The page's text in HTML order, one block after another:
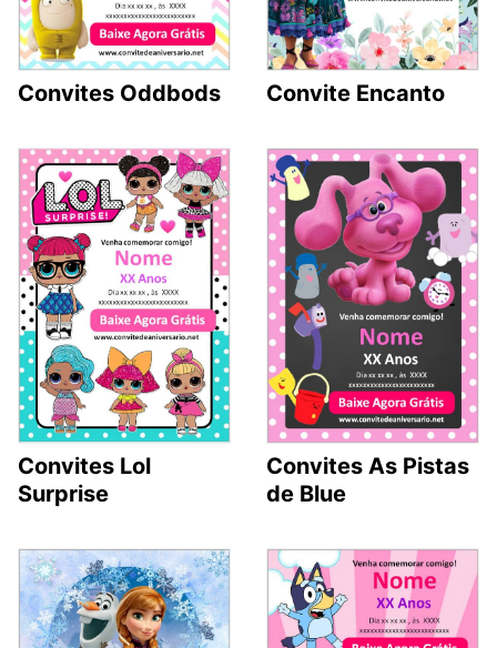
Convites Oddbods Convite Encanto
Convites Lol
Surprise
Convites As Pistas
de Blue